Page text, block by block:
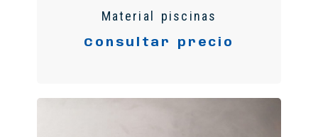
Material piscinas
Consultar precio